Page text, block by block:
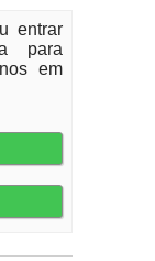
entrar
para
em